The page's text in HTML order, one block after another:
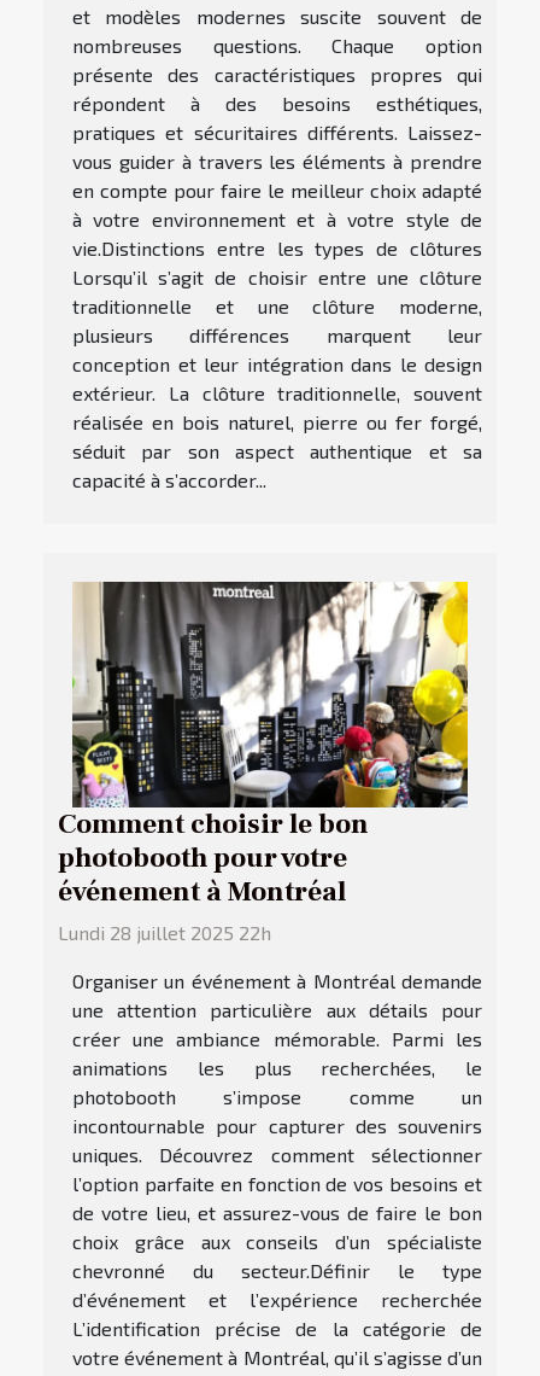
et modèles modernes suscite souvent de
nombreuses questions. Chaque option
présente des caractéristiques propres qui
répondent à des besoins esthétiques,
pratiques et sécuritaires différents. Laissez-
vous guider à travers les éléments à prendre
en compte pour faire le meilleur choix adapté
à votre environnement et à votre style de
vie.Distinctions entre les types de clôtures
Lorsqu’il s’agit de choisir entre une clôture
traditionnelle et une clôture moderne,
plusieurs différences marquent leur
conception et leur intégration dans le design
extérieur. La clôture traditionnelle, souvent
réalisée en bois naturel, pierre ou fer forgé,
séduit par son aspect authentique et sa
capacité à s’accorder...
Comment choisir le bon
photobooth pour votre
événement à Montréal
Lundi 28 juillet 2025 22h
Organiser un événement à Montréal demande
une attention particulière aux détails pour
créer une ambiance mémorable. Parmi les
animations les plus recherchées, le
photobooth s’impose comme un
incontournable pour capturer des souvenirs
uniques. Découvrez comment sélectionner
l’option parfaite en fonction de vos besoins et
de votre lieu, et assurez-vous de faire le bon
choix grâce aux conseils d’un spécialiste
chevronné du secteur.Définir le type
d’événement et l’expérience recherchée
L’identification précise de la catégorie de
votre événement à Montréal, qu’il s’agisse d’un